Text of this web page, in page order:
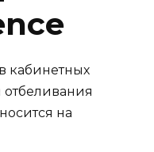
кабинетных
отбеливания
на